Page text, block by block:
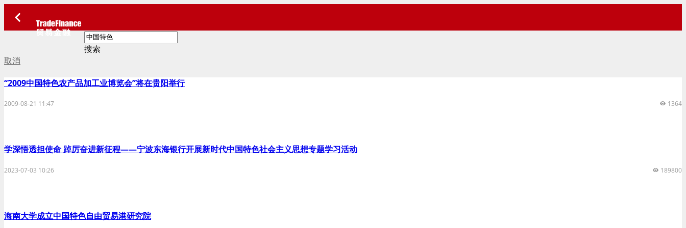
搜索
取消
“2009中国特色农产品加工业博览会”将在贵阳举行
2009-08-21 11:47 1364
学深悟透担使命 踔厉奋进新征程——宁波东海银行开展新时代中国特色社会主义思想专题学习活动
2023-07-03 10:26 189800
海南大学成立中国特色自由贸易港研究院